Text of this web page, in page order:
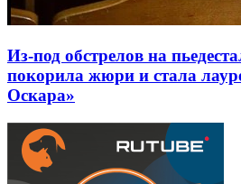
Из-под обстрелов на
покорила жюри и стала
Оскара»